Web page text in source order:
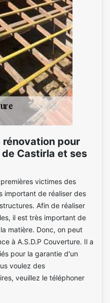
pour
Castirla et ses
victimes des
important de réaliser des
Afin de réaliser
il est très important de
matière. Donc, on peut
à A.S.D.P Couverture. Il a
pour la garantie d'un
voulez des
veuillez le téléphoner